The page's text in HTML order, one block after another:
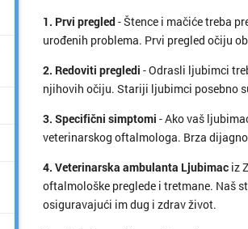
1. Prvi pregled- Štence i mačiće treba
urođenih problema. Prvi pregled očiju
2. Redoviti pregledi - Odrasli ljubimci
njihovih očiju. Stariji ljubimci posebno
3. Specifični simptomi - Ako vaš
veterinarskog oftalmologa. Brza
4. Veterinarska ambulanta Ljubimac iz
oftalmološke preglede i tretmane. Naš
osiguravajući im dug i zdrav život.